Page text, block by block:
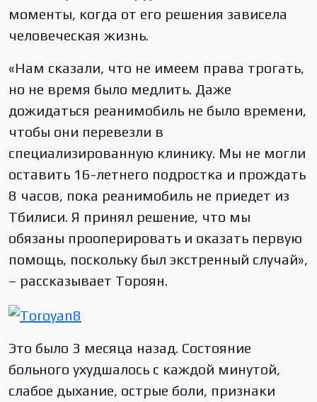
моменты, когда от его решения зависела
человеческая жизнь.
«Нам сказали, что не имеем права трогать,
но не время было медлить. Даже
дожидаться реанимобиль не было времени,
чтобы они перевезли в
специализированную клинику. Мы не могли
оставить 16-летнего подростка и прождать
8 часов, пока реанимобиль не приедет из
Тбилиси. Я принял решение, что мы
обязаны прооперировать и оказать первую
помощь, поскольку был экстренный случай»,
– рассказывает Тороян.
Это было 3 месяца назад. Состояние
больного ухудшалось с каждой минутой,
слабое дыхание, острые боли, признаки